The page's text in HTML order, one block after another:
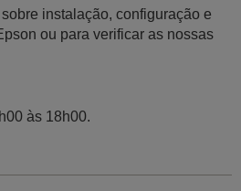
instalação, configuração e
ou para verificar as nossas
às 18h00.